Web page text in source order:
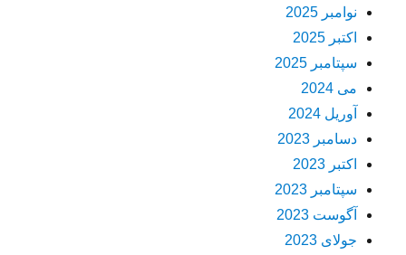
نوامبر 2025
اکتبر 2025
سپتامبر 2025
می 2024
آوریل 2024
دسامبر 2023
اکتبر 2023
سپتامبر 2023
آگوست 2023
جولای 2023